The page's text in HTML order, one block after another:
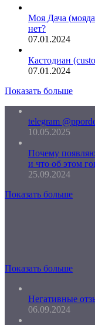
Моя Дача
нет?
07.01.2024
Кастодиан
07.01.2024
Показать больше
telegram
10.05.2025
Почему
и что об этом
25.09.2024
Показать больше
Показать больше
Негативные
06.09.2024